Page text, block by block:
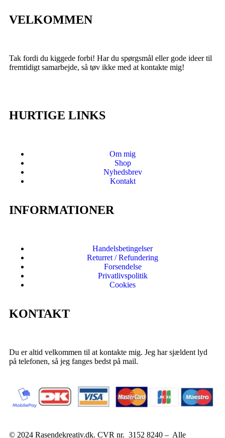
VELKOMMEN
Tak fordi du kiggede forbi! Har du spørgsmål eller gode ideer til
fremtidigt samarbejde, så tøv ikke med at kontakte mig!
HURTIGE LINKS
Om mig
Shop
Nyhedsbrev
Kontakt
INFORMATIONER
Handelsbetingelser
Returret / Refundering
Forsendelse
Privatlivspolitik
Cookies
KONTAKT
Du er altid velkommen til at kontakte mig. Jeg har sjældent lyd
på telefonen, så jeg fanges bedst på mail.
© 2024 Rasendekreativ.dk. CVR nr. 3152 8240 – Alle